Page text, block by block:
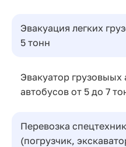
Эвакуация легких
5 тонн
Эвакуатор
автобусов от 5 до 7
Перевозка
(погрузчик,